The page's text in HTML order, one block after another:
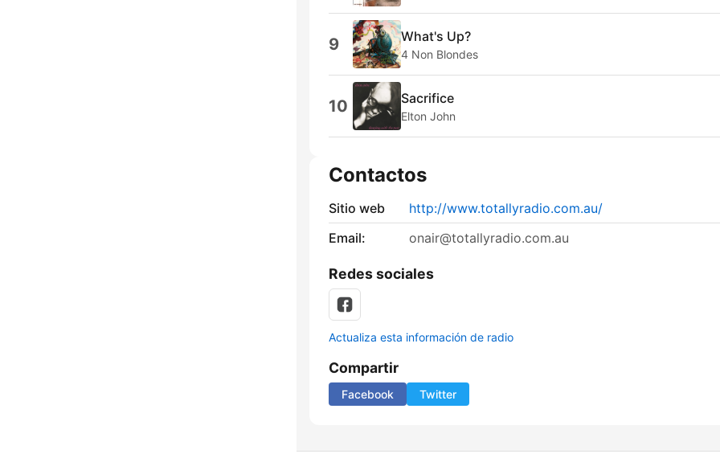
9 What's Up?
4 Non Blondes
10 Sacrifice
Elton John
Contactos
Sitio web
http://www.totallyradio.com.au/
Email:
onair@totallyradio.com.au
Redes sociales
Actualiza esta información de radio
Compartir
Facebook Twitter